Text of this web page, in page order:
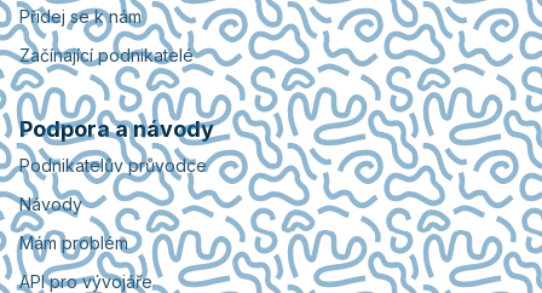
Přidej se k nám
Začínající podnikatelé
Podpora a návody
Podnikatelův průvodce
Návody
Mám problém
API pro vývojáře